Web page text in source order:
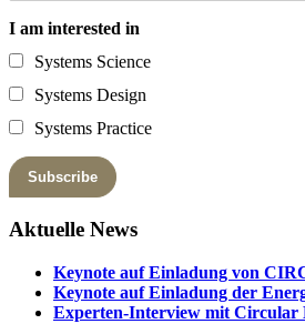
I am interested in
Systems Science
Systems Design
Systems Practice
Aktuelle News
Keynote auf Einladung von
Keynote auf Einladung der
Experten-Interview mit Circular